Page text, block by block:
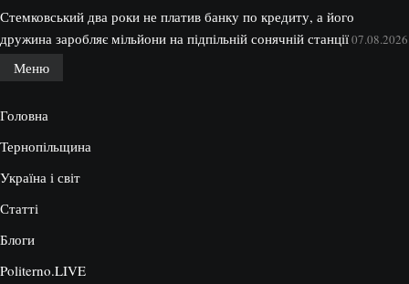
Стемковський два роки не платив банку по кредиту, а його
дружина заробляє мільйони на підпільній сонячній станції07.08.2026
Меню
Головна
Тернопільщина
Україна і світ
Статті
Блоги
Politerno.LIVE